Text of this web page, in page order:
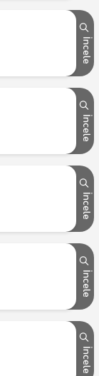
Yardım
İncele
İncele
İncele
İncele
İncele